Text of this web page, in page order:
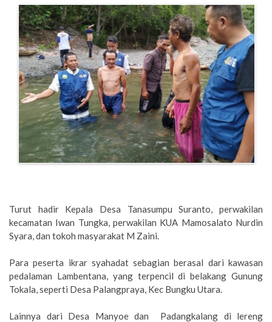
Turut hadir Kepala Desa Tanasumpu Suranto, perwakilan
kecamatan Iwan Tungka, perwakilan KUA Mamosalato Nurdin
Syara, dan tokoh masyarakat M Zaini.
Para peserta ikrar syahadat sebagian berasal dari kawasan
pedalaman Lambentana, yang terpencil di belakang Gunung
Tokala, seperti Desa Palangpraya, Kec Bungku Utara.
Lainnya dari Desa Manyoe dan Padangkalang di lereng